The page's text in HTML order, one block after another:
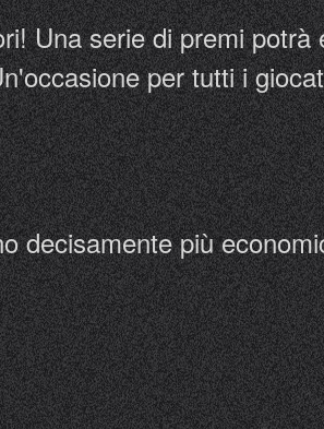
Una serie di premi
per tutti i
decisamente più